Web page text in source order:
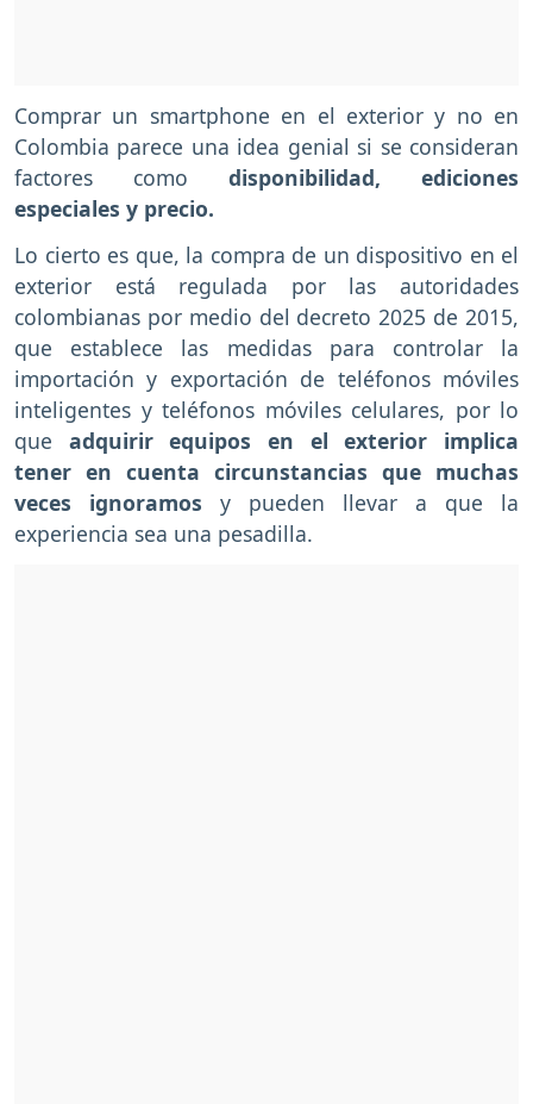
Comprar un smartphone en el exterior y no en
Colombia parece una idea genial si se consideran
factores como disponibilidad, ediciones
especiales y precio.
Lo cierto es que, la compra de un dispositivo en el
exterior está regulada por las autoridades
colombianas por medio del decreto 2025 de 2015,
que establece las medidas para controlar la
importación y exportación de teléfonos móviles
inteligentes y teléfonos móviles celulares, por lo
que adquirir equipos en el exterior implica
tener en cuenta circunstancias que muchas
veces ignoramos y pueden llevar a que la
experiencia sea una pesadilla.